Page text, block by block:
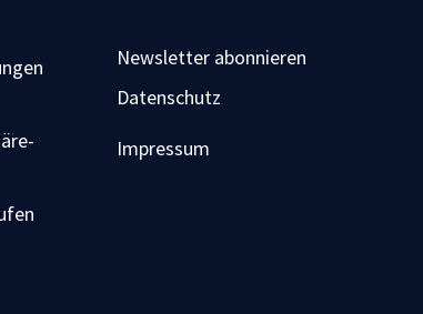
Newsletter abonnieren
Datenschutz
Impressum